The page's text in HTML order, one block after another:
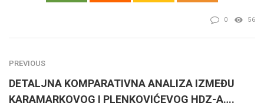
0 56
PREVIOUS
DETALJNA KOMPARATIVNA ANALIZA IZMEĐU
KARAMARKOVOG I PLENKOVIĆEVOG HDZ-A….